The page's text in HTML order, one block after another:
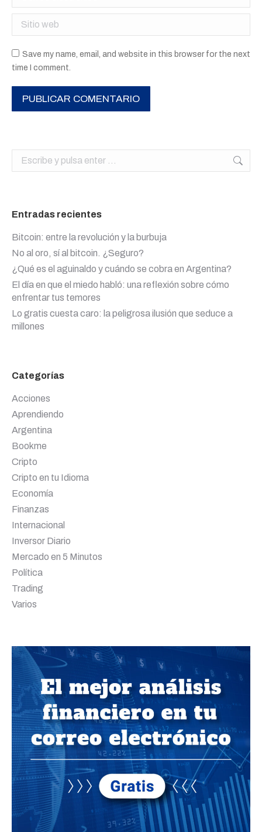
Sitio web
Save my name, email, and website in this browser for the next
time I comment.
PUBLICAR COMENTARIO
Buscar:
Entradas recientes
Bitcoin: entre la revolución y la burbuja
No al oro, sí al bitcoin. ¿Seguro?
¿Qué es el aguinaldo y cuándo se cobra en Argentina?
El día en que el miedo habló: una reflexión sobre cómo
enfrentar tus temores
Lo gratis cuesta caro: la peligrosa ilusión que seduce a
millones
Categorías
Acciones
Aprendiendo
Argentina
Bookme
Cripto
Cripto en tu Idioma
Economía
Finanzas
Internacional
Inversor Diario
Mercado en 5 Minutos
Política
Trading
Varios